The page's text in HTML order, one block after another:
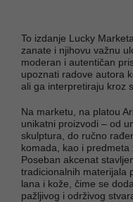
To izdanje Lucky
zanate i njihovu važnu
moderan i autentičan
upoznati radove autora
ali ga interpretiraju kroz
Na marketu, na platou
unikatni proizvodi – od
skulptura, do ručno
komada, kao i predmeta
Poseban akcenat
tradicionalnih materijala
lana i kože, čime se
pažljivog i održivog